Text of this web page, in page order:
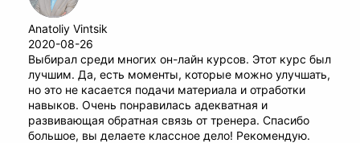
Anatoliy Vintsik
2020-08-26
Выбирал среди многих он-лайн курсов. Этот курс был
лучшим. Да, есть моменты, которые можно улучшать,
но это не касается подачи материала и отработки
навыков. Очень понравилась адекватная и
развивающая обратная связь от тренера. Спасибо
большое, вы делаете классное дело! Рекомендую.